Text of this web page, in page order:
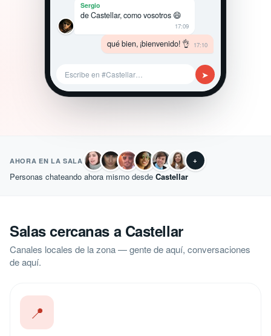
Sergio
de Castellar, como vosotros 😄
17:09
qué bien, ¡bienvenido! 👌 17:10
Escribe en #Castellar… ➤
AHORA EN LA SALA +
Personas chateando ahora mismo desde Castellar
Salas cercanas a Castellar
Canales locales de la zona — gente de aquí, conversaciones
de aquí.
📍